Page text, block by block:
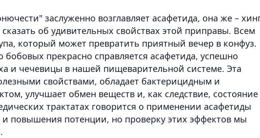
заслуженно возглавляет асафетида, она же –
об удивительных свойствах этой приправы. Всем
который может превратить приятный вечер в конфуз.
прекрасно справляется асафетида, успешно
и чечевицы в нашей пищеварительной системе. Эта
свойствами, обладает бактерицидным и
улучшает обмен веществ и, как следствие, состояние
трактатах говорится о применении асафетиды
и повышения потенции, но проверку этих эффектов мы